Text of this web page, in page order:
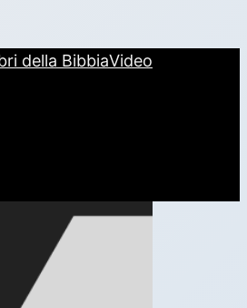
della BibbiaVideo